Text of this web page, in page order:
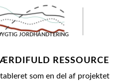
JORDHÅNDTERING
RESSOURCE
som en del af projektet